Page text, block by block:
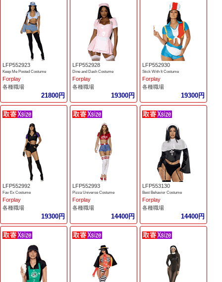
LFP552923
Keep Me Posted Costume
Forplay
各種職場
21800円
LFP552928
Dine and Dash Costume
Forplay
各種職場
19300円
LFP552930
Stick With It Costume
Forplay
各種職場
19300円
LFP552992
Fav Ex Costume
Forplay
各種職場
19300円
LFP552993
Pizza Universe Costume
Forplay
各種職場
14400円
LFP553130
Best Behavior Costume
Forplay
各種職場
14400円